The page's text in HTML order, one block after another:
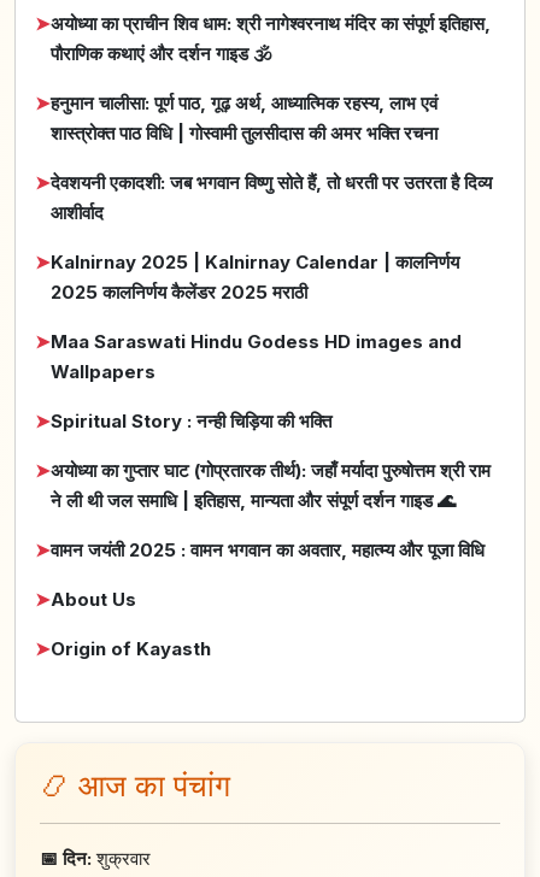
➤अयोध्या का प्राचीन शिव धाम: श्री नागेश्वरनाथ मंदिर का संपूर्ण इतिहास,
पौराणिक कथाएं और दर्शन गाइड 🕉️
➤हनुमान चालीसा: पूर्ण पाठ, गूढ़ अर्थ, आध्यात्मिक रहस्य, लाभ एवं
शास्त्रोक्त पाठ विधि | गोस्वामी तुलसीदास की अमर भक्ति रचना
➤देवशयनी एकादशी: जब भगवान विष्णु सोते हैं, तो धरती पर उतरता है दिव्य
आशीर्वाद
➤Kalnirnay 2025 | Kalnirnay Calendar | कालनिर्णय
2025 कालनिर्णय कैलेंडर 2025 मराठी
➤Maa Saraswati Hindu Godess HD images and
Wallpapers
➤Spiritual Story : नन्ही चिड़िया की भक्ति
➤अयोध्या का गुप्तार घाट (गोप्रतारक तीर्थ): जहाँ मर्यादा पुरुषोत्तम श्री राम
ने ली थी जल समाधि | इतिहास, मान्यता और संपूर्ण दर्शन गाइड 🌊
➤वामन जयंती 2025 : वामन भगवान का अवतार, महात्म्य और पूजा विधि
➤About Us
➤Origin of Kayasth
📿 आज का पंचांग
📅 दिन:शुक्रवार